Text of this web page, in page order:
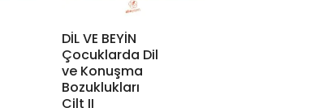
DİL VE BEYİN
Çocuklarda Dil
ve Konuşma
Bozuklukları
Cilt II